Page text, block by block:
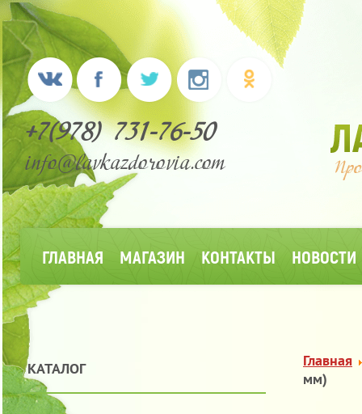
+7(978) 731-76-50
info@lavkazdorovia.com
ГЛАВНАЯ МАГАЗИН КОНТАКТЫ НОВОСТИ
КАТАЛОГ
Главная
мм)